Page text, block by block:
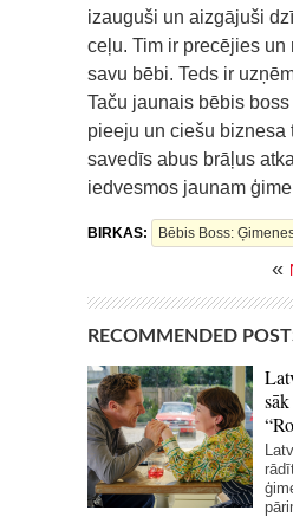
izauguši un aizgājuši
ceļu. Tim ir precējies un
savu bēbi. Teds ir
Taču jaunais bēbis
pieeju un ciešu biznesa
savedīs abus brāļus
iedvesmos jaunam
BIRKAS: Bēbis Boss:
«
RECOMMENDED